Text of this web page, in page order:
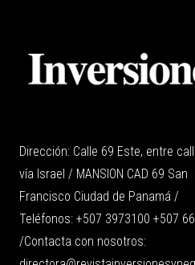
Dirección: Calle 69 Este, entre
vía Israel / MANSION CAD 69 San
Francisco Ciudad de Panamá /
Teléfonos: +507 3973100 +507
/Contacta con nosotros: